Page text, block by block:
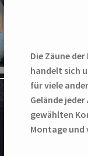
Die Zäune
handelt sich
für viele
Gelände
gewählten
Montage und